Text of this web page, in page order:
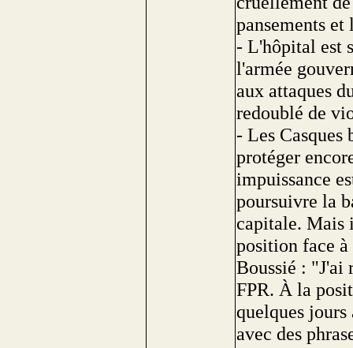
pansements
- L'hôpital est
l'armée
aux attaques
redoublé de
- Les Casques
protéger
impuissance
poursuivre la
capitale. Mais
position face
Boussié : "J'ai
FPR. À la
quelques jours
avec des